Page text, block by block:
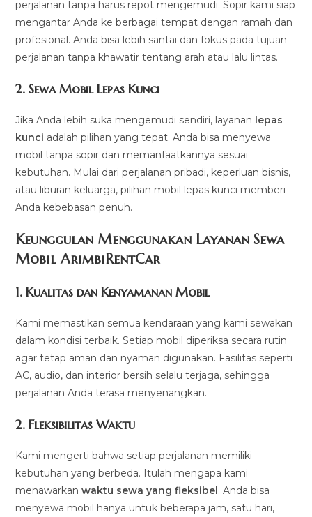
perjalanan tanpa harus repot mengemudi. Sopir kami siap
mengantar Anda ke berbagai tempat dengan ramah dan
profesional. Anda bisa lebih santai dan fokus pada tujuan
perjalanan tanpa khawatir tentang arah atau lalu lintas.
2.Sewa Mobil Lepas Kunci
Jika Anda lebih suka mengemudi sendiri, layanan lepas
kunci adalah pilihan yang tepat. Anda bisa menyewa
mobil tanpa sopir dan memanfaatkannya sesuai
kebutuhan. Mulai dari perjalanan pribadi, keperluan bisnis,
atau liburan keluarga, pilihan mobil lepas kunci memberi
Anda kebebasan penuh.
Keunggulan Menggunakan Layanan Sewa
Mobil ArimbiRentCar
1.Kualitas dan Kenyamanan Mobil
Kami memastikan semua kendaraan yang kami sewakan
dalam kondisi terbaik. Setiap mobil diperiksa secara rutin
agar tetap aman dan nyaman digunakan. Fasilitas seperti
AC, audio, dan interior bersih selalu terjaga, sehingga
perjalanan Anda terasa menyenangkan.
2.Fleksibilitas Waktu
Kami mengerti bahwa setiap perjalanan memiliki
kebutuhan yang berbeda. Itulah mengapa kami
menawarkanwaktu sewa yang fleksibel. Anda bisa
menyewa mobil hanya untuk beberapa jam, satu hari,